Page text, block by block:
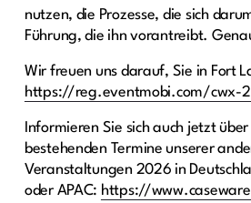
nutzen, die Prozesse, die sich
Führung, die ihn vorantreibt.
Wir freuen uns darauf, Sie in Fort
https://reg.eventmobi.com/cwx-
Informieren Sie sich auch jetzt über
bestehenden Termine unserer
Veranstaltungen 2026 in
oder APAC: https://